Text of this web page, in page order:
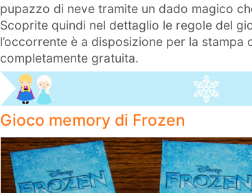
pupazzo di neve tramite un dado magico
Scoprite quindi nel dettaglio le regole del
l’occorrente è a disposizione per la stampa
completamente gratuita.
Gioco memory di Frozen